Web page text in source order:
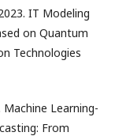
IT Modeling
on Quantum
Technologies
Machine Learning-
From